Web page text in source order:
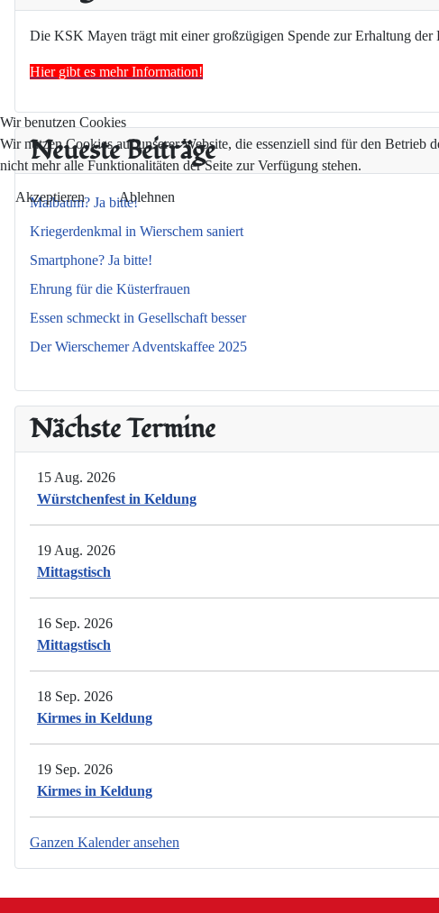
Die KSK Mayen trägt mit einer großzügigen Spende zur Erhaltung
Hier gibt es mehr Information!
Neueste Beiträge
Maibaum? Ja bitte!
Kriegerdenkmal in Wierschem saniert
Smartphone? Ja bitte!
Ehrung für die Küsterfrauen
Essen schmeckt in Gesellschaft besser
Der Wierschemer Adventskaffee 2025
Nächste Termine
15 Aug. 2026
Würstchenfest in Keldung
19 Aug. 2026
Mittagstisch
16 Sep. 2026
Mittagstisch
18 Sep. 2026
Kirmes in Keldung
19 Sep. 2026
Kirmes in Keldung
Ganzen Kalender ansehen
Wir benutzen Cookies
Wir nutzen Cookies auf unserer Website, die essenziell sind für den Betrieb
nicht mehr alle Funktionalitäten der Seite zur Verfügung stehen.
Akzeptieren Ablehnen